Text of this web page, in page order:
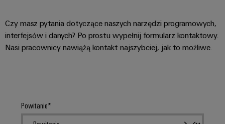
Czy masz pytania dotyczące naszych narzędzi programowych,
interfejsów i danych? Po prostu wypełnij formularz kontaktowy.
Nasi pracownicy nawiążą kontakt najszybciej, jak to możliwe.
Powitanie